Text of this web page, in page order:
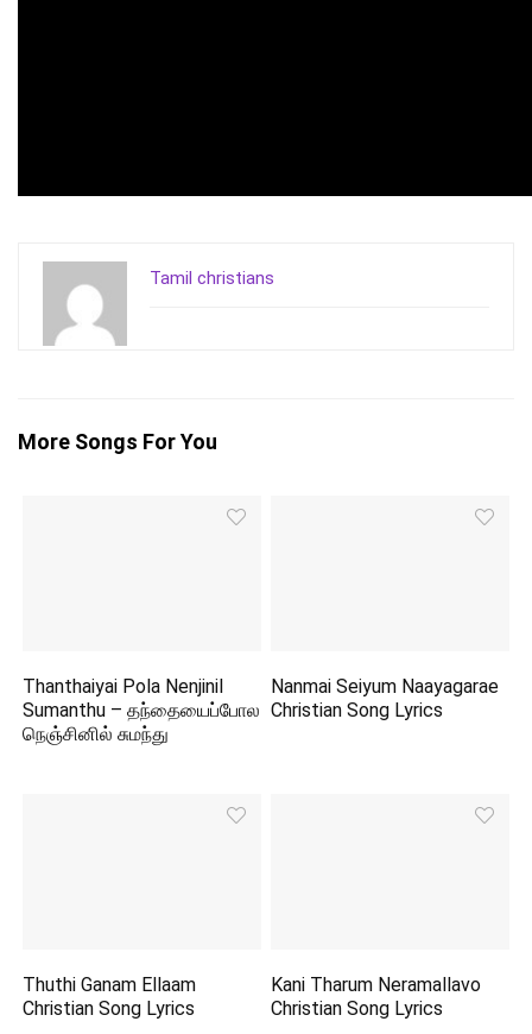
Tamil christians
More Songs For You
Thanthaiyai Pola Nenjinil
Sumanthu – தந்தையைப்போல
நெஞ்சினில் சுமந்து
Nanmai Seiyum Naayagarae
Christian Song Lyrics
Thuthi Ganam Ellaam
Christian Song Lyrics
Kani Tharum Neramallavo
Christian Song Lyrics